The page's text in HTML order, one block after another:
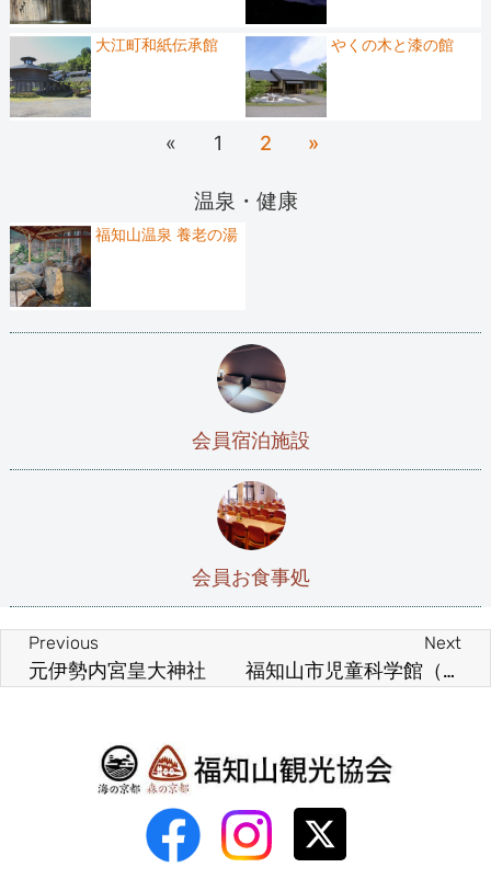
大江町和紙伝承館 やくの木と漆の館
« 1 2 »
温泉・健康
福知山温泉 養老の湯
会員宿泊施設
会員お食事処
Previous
元伊勢内宮皇大神社
Next
福知山市児童科学館（三段池公園）